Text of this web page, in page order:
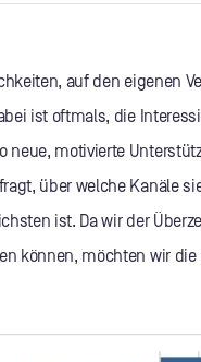
auf den eigenen
ist oftmals, die
neue, motivierte
über welche Kanäle
ist. Da wir der
können, möchten wir